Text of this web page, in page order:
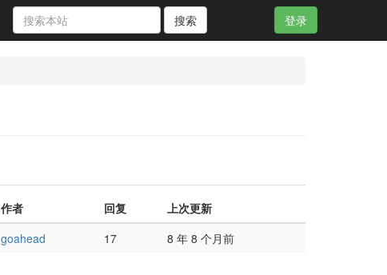
搜索 登录
作者 回复
上次更新
goahead 17 8 年 8 个月前